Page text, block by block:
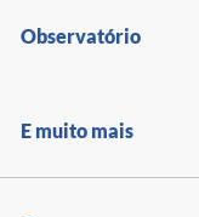
Observatório
E muito mais